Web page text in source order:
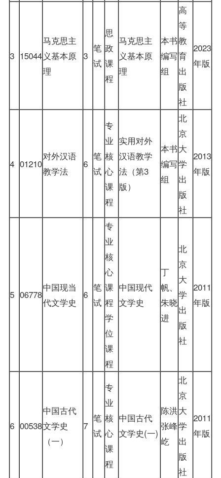
3 15044
马克思主
义基本原
理
3
笔
试
思
政
课
程
马克思主
义基本原
理
本书
编写
组
高
等
教
育
出
版
社
2023
年版
4 01210
对外汉语
教学法
6
笔
试
专
业
核
心
课
程
实用对外
汉语教学
法（第3
版）
本书
编写
组
北
京
大
学
出
版
社
2013
年版
5 06778
中国现当
代文学史
6
笔
试
专
业
核
心
课
程
学
位
课
程
中国现代
文学史
丁
帆、
朱晓
进
北
京
大
学
出
版
社
2011
年版
6 00538
中国古代
文学史
（一）
7
笔
试
专
业
核
心
课
程
中国古代
文学史(一)
陈洪
张峰
屹
北
京
大
学
出
版
社
2011
年版